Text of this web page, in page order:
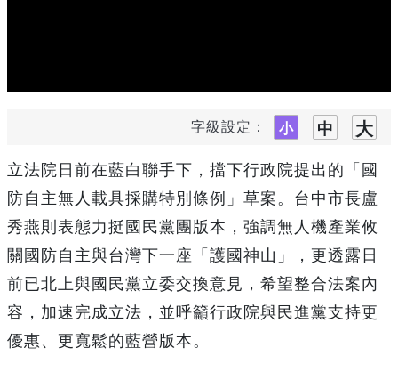
字級設定：
立法院日前在藍白聯手下，擋下行政院提出的「國
防自主無人載具採購特別條例」草案。台中市長盧
秀燕則表態力挺國民黨團版本，強調無人機產業攸
關國防自主與台灣下一座「護國神山」，更透露日
前已北上與國民黨立委交換意見，希望整合法案內
容，加速完成立法，並呼籲行政院與民進黨支持更
優惠、更寬鬆的藍營版本。